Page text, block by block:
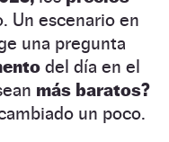
Un escenario en
una pregunta
del día en el
más baratos?
un poco.